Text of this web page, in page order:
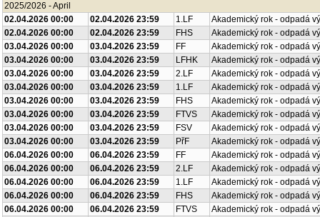
2025/2026 - April
02.04.2026 00:00
02.04.2026 23:59 1.LF
Akademický rok - odpadá
02.04.2026 00:00
02.04.2026 23:59 FHS
Akademický rok - odpadá
03.04.2026 00:00
03.04.2026 23:59 FF
Akademický rok - odpadá
03.04.2026 00:00
03.04.2026 23:59 LFHK
Akademický rok - odpadá
03.04.2026 00:00
03.04.2026 23:59 2.LF
Akademický rok - odpadá
03.04.2026 00:00
03.04.2026 23:59 1.LF
Akademický rok - odpadá
03.04.2026 00:00
03.04.2026 23:59 FHS
Akademický rok - odpadá
03.04.2026 00:00
03.04.2026 23:59 FTVS
Akademický rok - odpadá
03.04.2026 00:00
03.04.2026 23:59 FSV
Akademický rok - odpadá
03.04.2026 00:00
03.04.2026 23:59 PřF
Akademický rok - odpadá
06.04.2026 00:00
06.04.2026 23:59 FF
Akademický rok - odpadá
06.04.2026 00:00
06.04.2026 23:59 2.LF
Akademický rok - odpadá
06.04.2026 00:00
06.04.2026 23:59 1.LF
Akademický rok - odpadá
06.04.2026 00:00
06.04.2026 23:59 FHS
Akademický rok - odpadá
06.04.2026 00:00
06.04.2026 23:59 FTVS
Akademický rok - odpadá